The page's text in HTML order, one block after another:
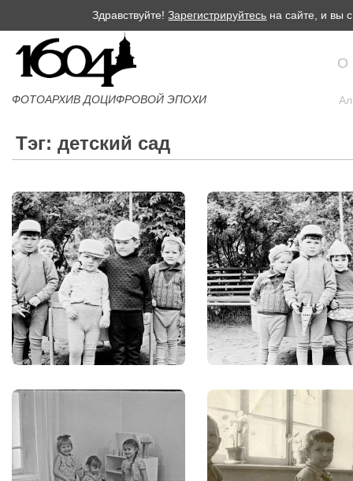
Здравствуйте!Зарегистрируйтесь на сайте, и вы
ФОТОАРХИВ ДОЦИФРОВОЙ ЭПОХИ
О
Тэг: детский сад